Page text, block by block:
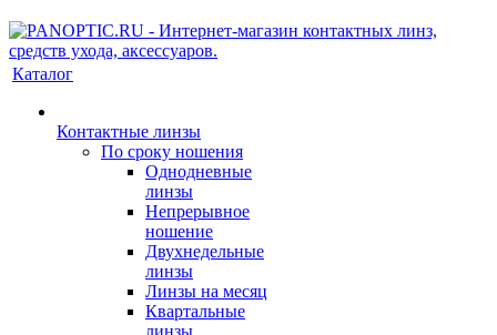
Каталог
Контактные линзы
По сроку ношения
Однодневные
линзы
Непрерывное
ношение
Двухнедельные
линзы
Линзы на месяц
Квартальные
линзы